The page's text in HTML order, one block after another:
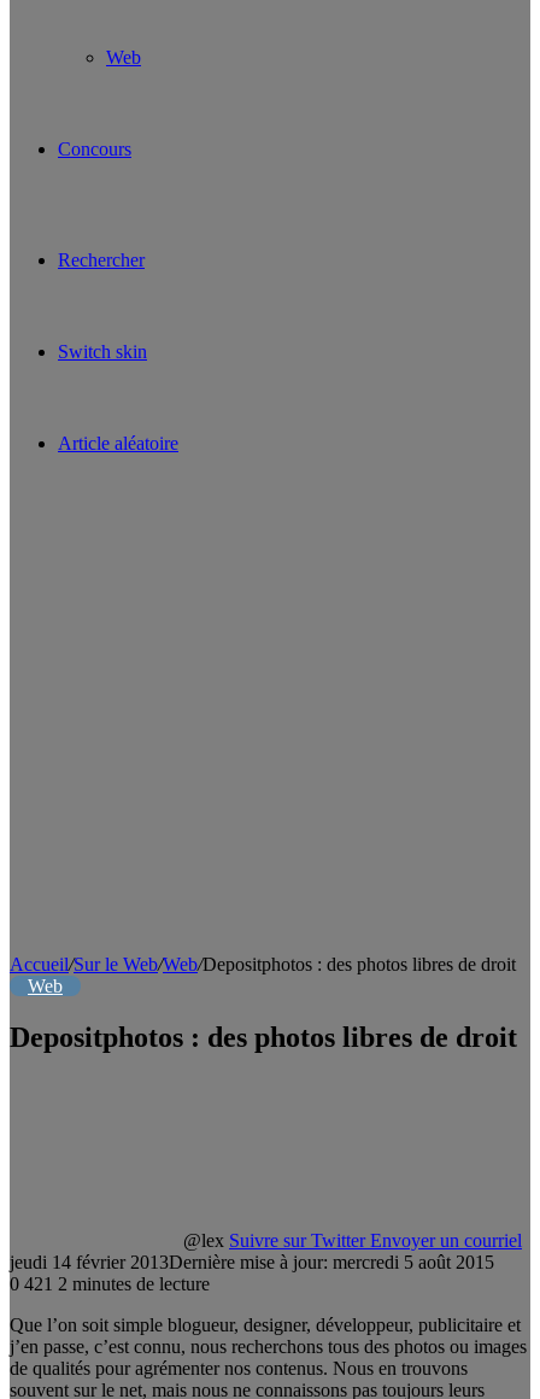
Web
Concours
Rechercher
Switch skin
Article aléatoire
Accueil/Sur le Web/Web/Depositphotos : des photos libres de droit
Web
Depositphotos : des photos libres de droit
@lex Suivre sur Twitter Envoyer un courriel
jeudi 14 février 2013Dernière mise à jour: mercredi 5 août 2015
0 421 2 minutes de lecture
Que l’on soit simple blogueur, designer, développeur, publicitaire et
j’en passe, c’est connu, nous recherchons tous des photos ou images
de qualités pour agrémenter nos contenus. Nous en trouvons
souvent sur le net, mais nous ne connaissons pas toujours leurs